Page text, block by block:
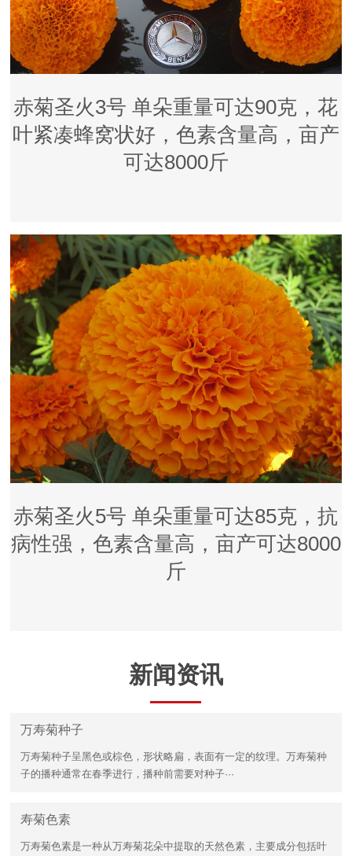
赤菊圣火3号 单朵重量可达90克，花
叶紧凑蜂窝状好，色素含量高，亩产
可达8000斤
赤菊圣火5号 单朵重量可达85克，抗
病性强，色素含量高，亩产可达8000
斤
新闻资讯
万寿菊种子
万寿菊种子呈黑色或棕色，形状略扁，表面有一定的纹理。万寿菊种
子的播种通常在春季进行，播种前需要对种子···
寿菊色素
万寿菊色素是一种从万寿菊花朵中提取的天然色素，主要成分包括叶